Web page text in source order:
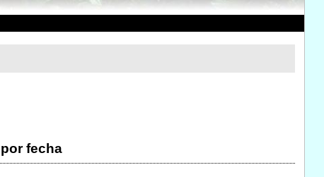
fecha